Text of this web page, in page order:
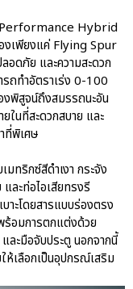
Hybrid
งเพียงแค่ Flying Spur
อดภัย และความสะดวก
ถทำอัตราเร่ง 0-100
งพิสูจน์ถึงสมรรถนะอัน
ในที่สะดวกสบาย และ
ที่พิเศษ
ทริกซ์สีดำเงา กระจัง
ละท่อไอเสียทรงรี
าะโดยสารแบบร่องตรง
อมการตกแต่งด้วย
ละมือจับประตู นอกจากนี้
ห้เลือกเป็นอุปกรณ์เสริม